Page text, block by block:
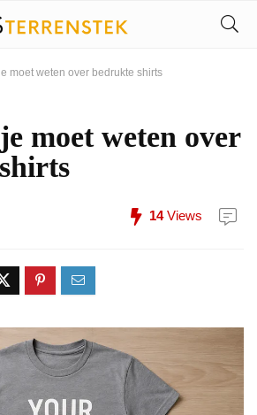
moet weten over bedrukte shirts
moet weten over
14Views